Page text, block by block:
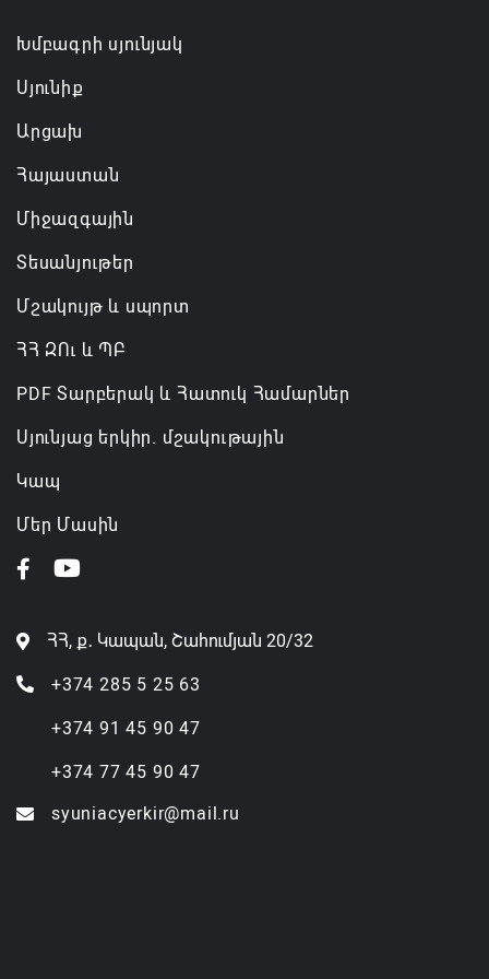
Խմբագրի սյունյակ
Սյունիք
Արցախ
Հայաստան
Միջազգային
Տեսանյութեր
Մշակույթ և սպորտ
ՀՀ ԶՈւ և ՊԲ
PDF Տարբերակ և Հատուկ Համարներ
Սյունյաց երկիր. մշակութային
Կապ
Մեր Մասին
ՀՀ, ք․ Կապան, Շահումյան 20/32
+374 285 5 25 63
+374 91 45 90 47
+374 77 45 90 47
syuniacyerkir@mail.ru